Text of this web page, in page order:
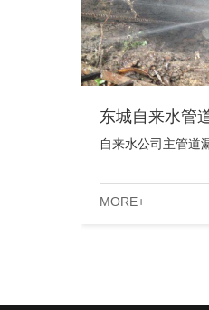
东城自来水管
自来水公司主管道
MORE+